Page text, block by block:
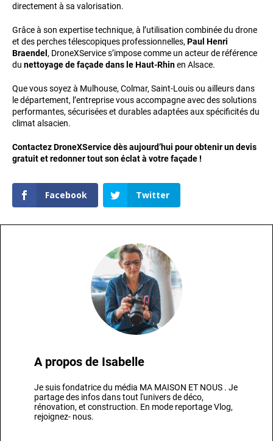
directement à sa valorisation.
Grâce à son expertise technique, à l’utilisation combinée du drone
et des perches télescopiques professionnelles, Paul Henri
Braendel , DroneXService s’impose comme un acteur de référence
du nettoyage de façade dans le Haut-Rhinen Alsace.
Que vous soyez à Mulhouse, Colmar, Saint-Louis ou ailleurs dans
le département, l’entreprise vous accompagne avec des solutions
performantes, sécurisées et durables adaptées aux spécificités du
climat alsacien.
Contactez DroneXService dès aujourd’hui pour obtenir un devis
gratuit et redonner tout son éclat à votre façade !
Facebook Twitter
A propos de Isabelle
Je suis fondatrice du média MA MAISON ET NOUS . Je
partage des infos dans tout l'univers de déco,
rénovation, et construction. En mode reportage Vlog,
rejoignez- nous.